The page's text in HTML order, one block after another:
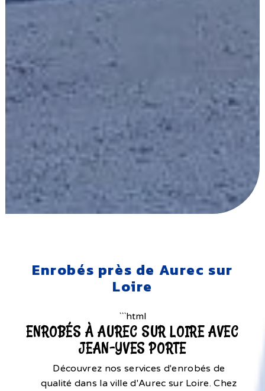
Enrobés près de Aurec sur
Loire
```html
ENROBÉS À AUREC SUR LOIRE AVEC
JEAN-YVES PORTE
Découvrez nos services d'enrobés de
qualité dans la ville d'Aurec sur Loire. Chez